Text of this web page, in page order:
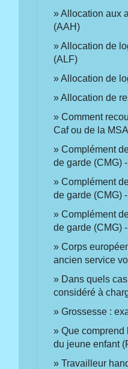
Allocation aux
(AAH)
Allocation de
(ALF)
Allocation de
Allocation de
Comment
Caf ou de la
Complément
de garde (CMG)
Complément
de garde (CMG)
Complément
de garde (CMG)
Corps
ancien service
Dans quels
considéré à
Grossesse :
Que comprend
du jeune enfant
Travailleur